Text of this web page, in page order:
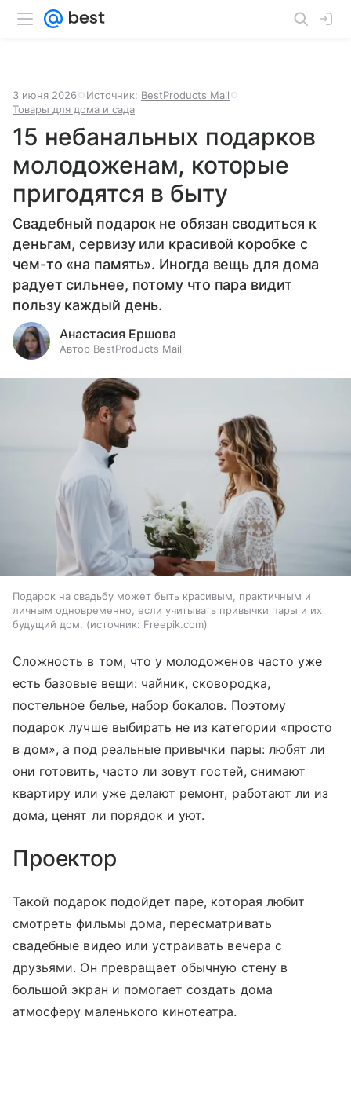
3 июня 2026 Источник: BestProducts Mail
Товары для дома и сада
15 небанальных подарков
молодоженам, которые
пригодятся в быту
Свадебный подарок не обязан сводиться к
деньгам, сервизу или красивой коробке с
чем-то «на память». Иногда вещь для дома
радует сильнее, потому что пара видит
пользу каждый день.
Анастасия Ершова
Автор BestProducts Mail
Подарок на свадьбу может быть красивым, практичным и
личным одновременно, если учитывать привычки пары и их
будущий дом.
источник: Freepik.com
Сложность в том, что у молодоженов часто уже
есть базовые вещи: чайник, сковородка,
постельное белье, набор бокалов. Поэтому
подарок лучше выбирать не из категории «просто
в дом», а под реальные привычки пары: любят ли
они готовить, часто ли зовут гостей, снимают
квартиру или уже делают ремонт, работают ли из
дома, ценят ли порядок и уют.
Проектор
Такой подарок подойдет паре, которая любит
смотреть фильмы дома, пересматривать
свадебные видео или устраивать вечера с
друзьями. Он превращает обычную стену в
большой экран и помогает создать дома
атмосферу маленького кинотеатра.